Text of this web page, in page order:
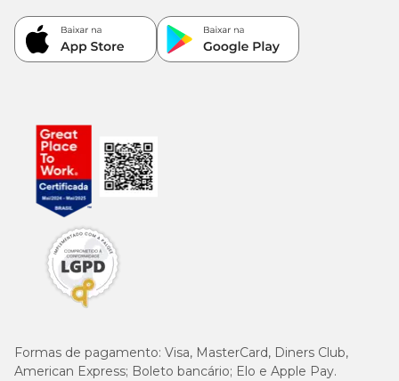
Formas de pagamento: Visa, MasterCard, Diners Club,
American Express; Boleto bancário; Elo e Apple Pay.